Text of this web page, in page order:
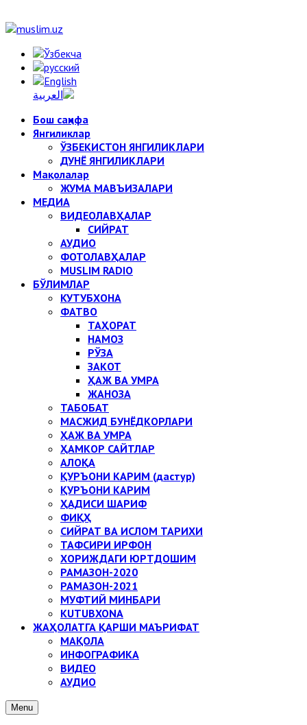
Бош саҳифа
Янгиликлар
ЎЗБЕКИСТОН ЯНГИЛИКЛАРИ
ДУНЁ ЯНГИЛИКЛАРИ
Мақолалар
ЖУМА МАВЪИЗАЛАРИ
МЕДИА
ВИДЕОЛАВҲАЛАР
СИЙРАТ
АУДИО
ФОТОЛАВҲАЛАР
MUSLIM RADIO
БЎЛИМЛАР
КУТУБХОНА
ФАТВО
ТАҲОРАТ
НАМОЗ
РЎЗА
ЗАКОТ
ҲАЖ ВА УМРА
ЖАНОЗА
ТАБОБАТ
МАСЖИД БУНЁДКОРЛАРИ
ҲАЖ ВА УМРА
ҲАМКОР САЙТЛАР
АЛОҚА
ҚУРЪОНИ КАРИМ (дастур)
ҚУРЪОНИ КАРИМ
ҲАДИСИ ШАРИФ
ФИҚҲ
СИЙРАТ ВА ИСЛОМ ТАРИХИ
ТАФСИРИ ИРФОН
ХОРИЖДАГИ ЮРТДОШИМ
РАМАЗОН-2020
РАМАЗОН-2021
МУФТИЙ МИНБАРИ
KUTUBXONA
ЖАҲОЛАТГА ҚАРШИ МАЪРИФАТ
МАҚОЛА
ИНФОГРАФИКА
ВИДЕО
АУДИО
Menu